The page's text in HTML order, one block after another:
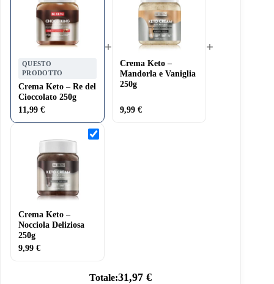
QUESTO
PRODOTTO
Crema Keto – Re del
Cioccolato 250g
11,99 €
+
Crema Keto –
Mandorla e Vaniglia
250g
9,99€
+
Crema
Keto
Crema Keto –
Nocciola Deliziosa
250g
9,99 €
Totale:31,97€